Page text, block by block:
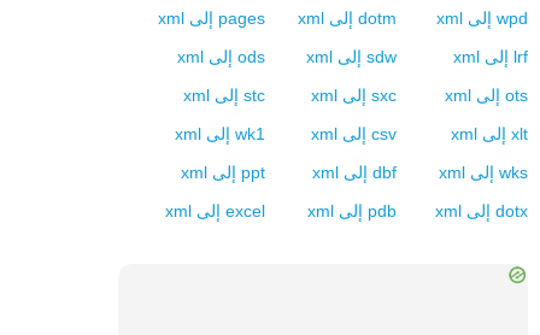
wpd إلى xml
dotm إلى xml
pages إلى xml
lrf إلى xml
sdw إلى xml
ods إلى xml
ots إلى xml
sxc إلى xml
stc إلى xml
xlt إلى xml
csv إلى xml
wk1 إلى xml
wks إلى xml
dbf إلى xml
ppt إلى xml
dotx إلى xml
pdb إلى xml
excel إلى xml